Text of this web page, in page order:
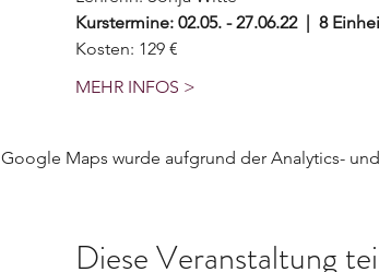
Kurstermine: 02.05. - 27.06.22  |  8
Kosten: 129 €
MEHR INFOS >
Google Maps wurde aufgrund der Analytics-
Diese Veranstaltung